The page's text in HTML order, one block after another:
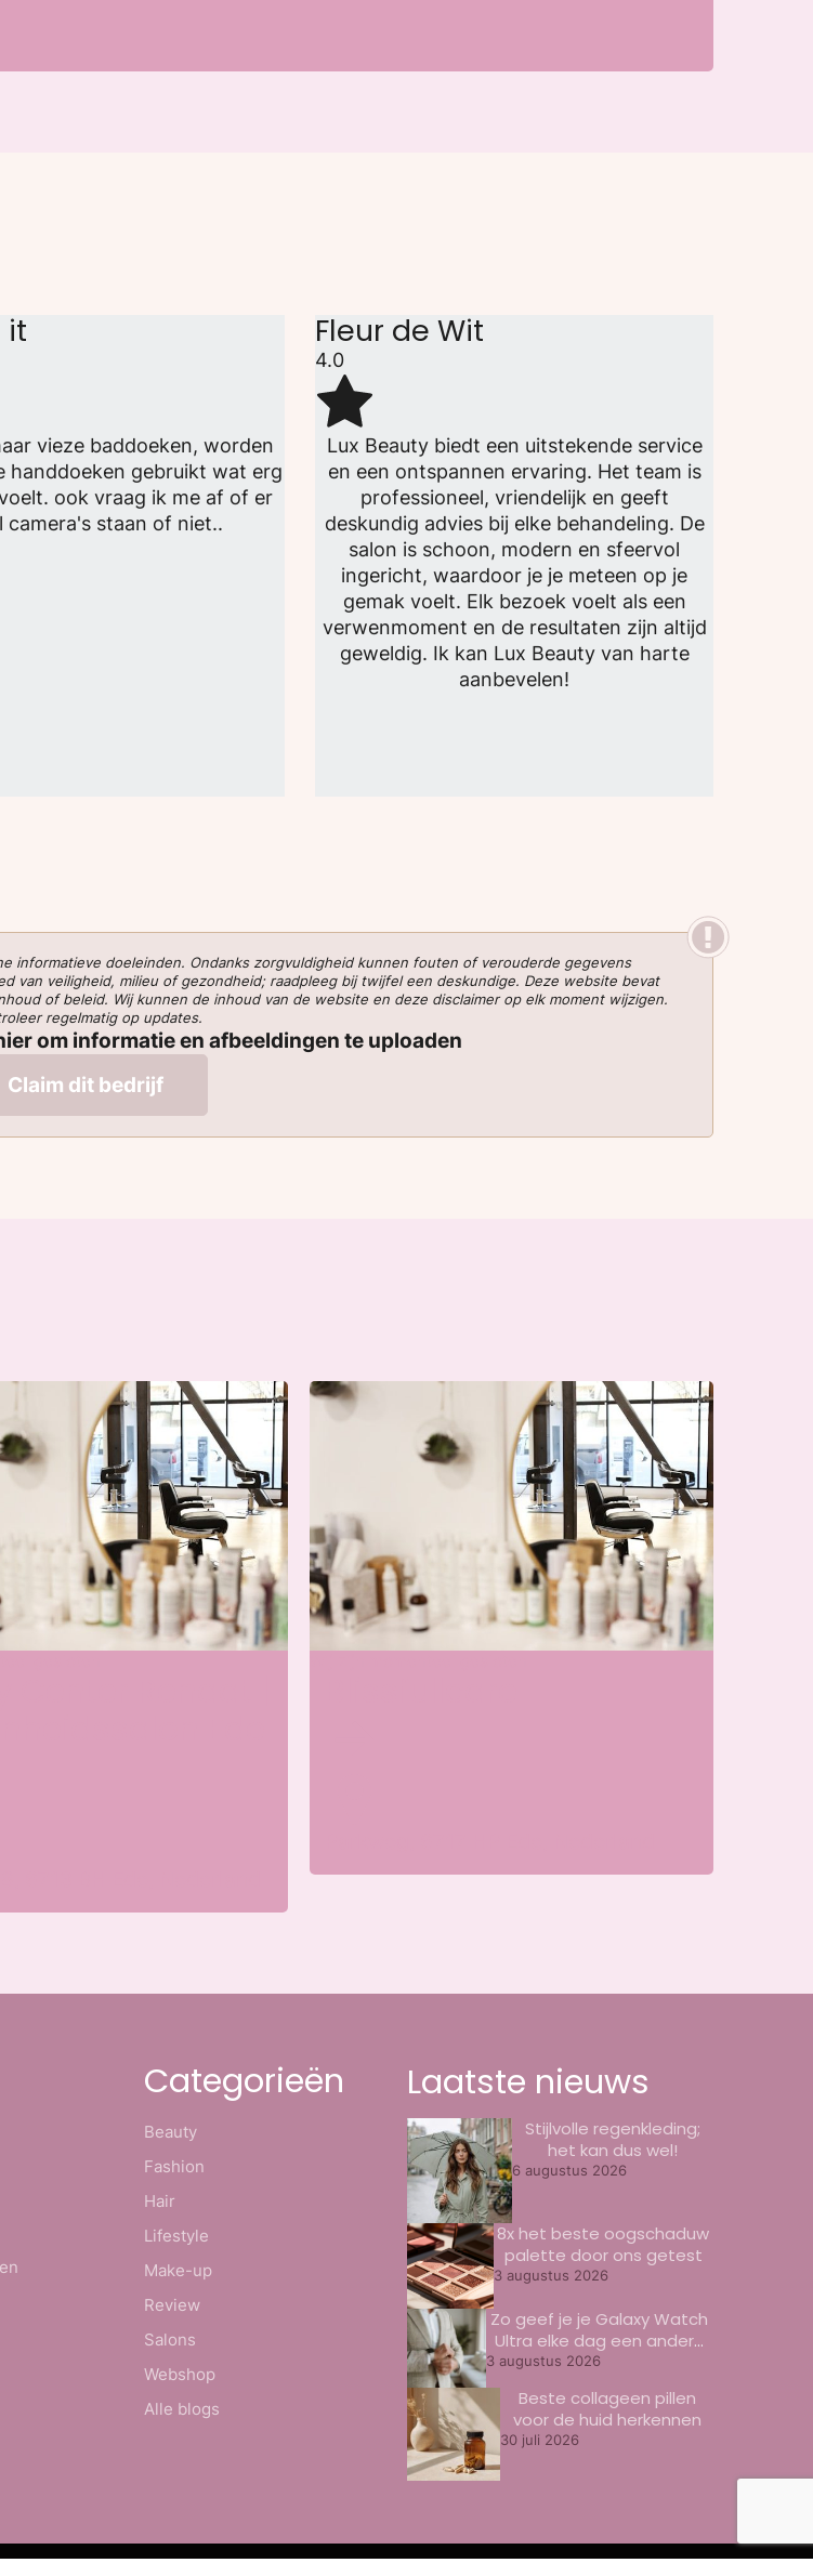
it
vieze baddoeken, worden
handdoeken gebruikt wat erg
ook vraag ik me af of er
camera's staan of niet..
Fleur de Wit
4.0
Lux Beauty biedt een uitstekende service
en een ontspannen ervaring. Het team is
professioneel, vriendelijk en geeft
deskundig advies bij elke behandeling. De
salon is schoon, modern en sfeervol
ingericht, waardoor je je meteen op je
gemak voelt. Elk bezoek voelt als een
verwenmoment en de resultaten zijn altijd
geweldig. Ik kan Lux Beauty van harte
aanbevelen!
informatieve doeleinden. Ondanks zorgvuldigheid kunnen fouten of verouderde gegevens
van veiligheid, milieu of gezondheid; raadpleeg bij twijfel een deskundige. Deze website bevat
of beleid. Wij kunnen de inhoud van de website en deze disclaimer op elk moment wijzigen.
regelmatig op updates.
om informatie en afbeeldingen te uploaden
Claim dit bedrijf
Categorieën
Beauty
Fashion
Hair
Lifestyle
Make-up
Review
Salons
Webshop
Alle blogs
Laatste nieuws
Stijlvolle regenkleding;
het kan dus wel!
6 augustus 2026
8x het beste oogschaduw
palette door ons getest
3 augustus 2026
Zo geef je je Galaxy Watch
Ultra elke dag een andere
look
3 augustus 2026
Beste collageen pillen
voor de huid herkennen
30 juli 2026